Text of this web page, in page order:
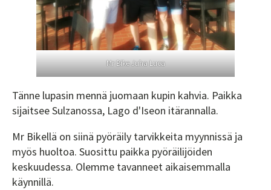
Mr Bike Juha Luca
Tänne lupasin mennä juomaan kupin kahvia. Paikka
sijaitsee Sulzanossa, Lago d'Iseon itärannalla.
Mr Bikellä on siinä pyöräily tarvikkeita myynnissä ja
myös huoltoa. Suosittu paikka pyöräilijöiden
keskuudessa. Olemme tavanneet aikaisemmalla
käynnillä.